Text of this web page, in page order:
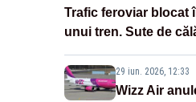
Trafic feroviar blocat
unui tren. Sute de
29 iun. 2026, 12:33
Wizz Air